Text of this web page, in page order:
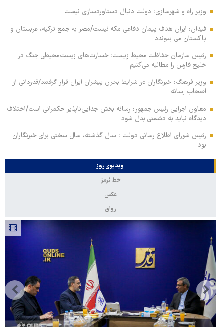
وزیر راه و شهرسازی: دولت دنبال دستاوردسازی نیست
فیدان: ایران هدف پیمان دفاعی مکه نیست/مصر به جمع ترکیه، عربستان و
پاکستان می پیوندد
رئیس سازمان حفاظت محیط زیست: خسارت‌های زیست‌محیطی جنگ در
خلیج فارس را مطالبه‌ می‌کنیم
وزیر فرهنگ: خبرنگاران در شرایط بحران پیشران ایران قرار گرفتند/قدردانی از
اصحاب رسانه
معاون اجرایی رئیس جمهور: رسانه بخش جدایی‌ناپذیر حکمرانی است/اختلاف
دیدگاه نباید به دشمنی بدل شود
رئیس شورای اطلاع رسانی دولت : سال گذشته، سال سختی برای خبرنگاران
بود
ویدیوی روز
خط قرمز
عکس
رواق